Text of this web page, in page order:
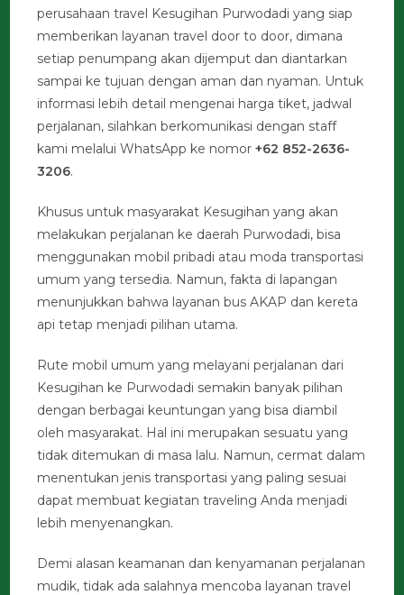
perusahaan travel Kesugihan Purwodadi yang siap
memberikan layanan travel door to door, dimana
setiap penumpang akan dijemput dan diantarkan
sampai ke tujuan dengan aman dan nyaman. Untuk
informasi lebih detail mengenai harga tiket, jadwal
perjalanan, silahkan berkomunikasi dengan staff
kami melalui WhatsApp ke nomor+62 852-2636-
3206.
Khusus untuk masyarakat Kesugihan yang akan
melakukan perjalanan ke daerah Purwodadi, bisa
menggunakan mobil pribadi atau moda transportasi
umum yang tersedia. Namun, fakta di lapangan
menunjukkan bahwa layanan bus AKAP dan kereta
api tetap menjadi pilihan utama.
Rute mobil umum yang melayani perjalanan dari
Kesugihan ke Purwodadi semakin banyak pilihan
dengan berbagai keuntungan yang bisa diambil
oleh masyarakat. Hal ini merupakan sesuatu yang
tidak ditemukan di masa lalu. Namun, cermat dalam
menentukan jenis transportasi yang paling sesuai
dapat membuat kegiatan traveling Anda menjadi
lebih menyenangkan.
Demi alasan keamanan dan kenyamanan perjalanan
mudik, tidak ada salahnya mencoba layanan travel